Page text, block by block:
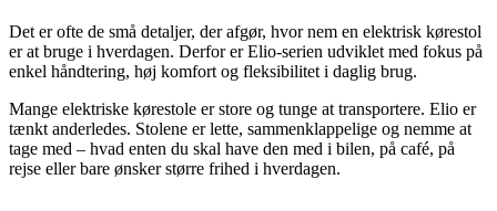
Det er ofte de små detaljer, der afgør, hvor nem en elektrisk kørestol
er at bruge i hverdagen. Derfor er Elio-serien udviklet med fokus på
enkel håndtering, høj komfort og fleksibilitet i daglig brug.
Mange elektriske kørestole er store og tunge at transportere. Elio er
tænkt anderledes. Stolene er lette, sammenklappelige og nemme at
tage med – hvad enten du skal have den med i bilen, på café, på
rejse eller bare ønsker større frihed i hverdagen.